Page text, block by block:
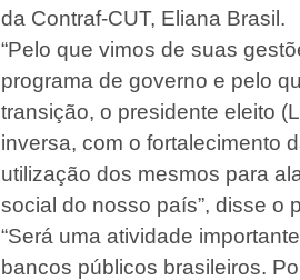
da Contraf-CUT, Eliana Brasil.
“Pelo que vimos de suas
programa de governo e pelo
transição, o presidente eleito
inversa, com o fortalecimento
utilização dos mesmos para
social do nosso país”, disse o
“Será uma atividade
bancos públicos brasileiros.